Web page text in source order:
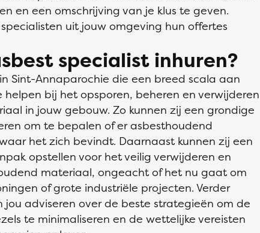
en een omschrijving van je klus te geven.
uit jouw omgeving hun offertes
specialist inhuren?
Sint-Annaparochie die een breed scala aan
bij het opsporen, beheren en verwijderen
in jouw gebouw. Zo kunnen zij een grondige
om te bepalen of er asbesthoudend
het zich bevindt. Daarnaast kunnen zij een
opstellen voor het veilig verwijderen en
materiaal, ongeacht of het nu gaat om
of grote industriële projecten. Verder
jou adviseren over de beste strategieën om de
te minimaliseren en de wettelijke vereisten